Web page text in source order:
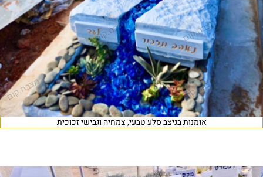
אומנות בניצב סלע טבעי, צמחיה וגבישי זכוכית